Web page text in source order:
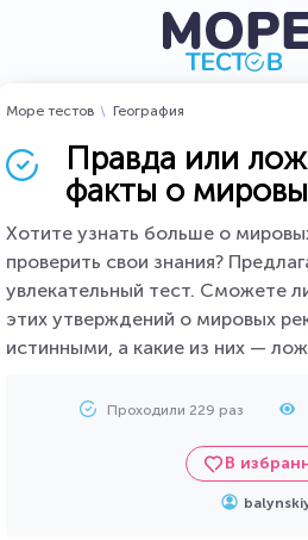
Море тестов География
Правда или
факты о
Хотите узнать больше о
проверить свои знания?
увлекательный тест. Сможете
этих утверждений о мировых
истинными, а какие из них —
Проходили 229 раз
В